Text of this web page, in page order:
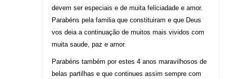
devem ser especiais e de muita feliciadade e amor.
Parabéns pela familia que constituiram e que Deus
vos deia a continuação de muitos mais vividos com
muita saude, paz e amor.
Parabéns também por estes 4 anos maravilhosos de
belas partilhas e que continues assim sempre com